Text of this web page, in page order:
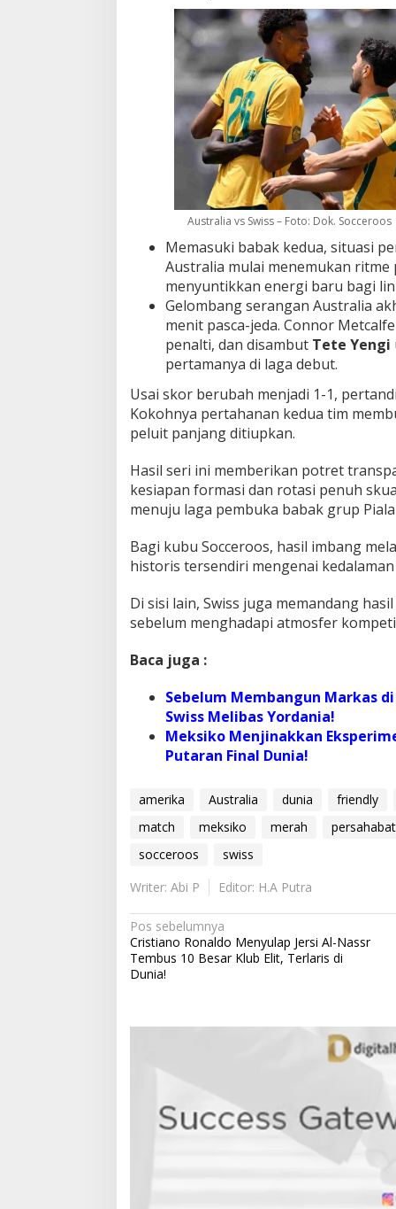
Australia vs Swiss – Foto: Dok. Socceroos
Memasuki babak kedua, situasi
Australia mulai menemukan
menyuntikkan energi baru bagi
Gelombang serangan Australia
menit pasca-jeda. Connor
penalti, dan disambut Tete Yengi
pertamanya di laga debut.
Usai skor berubah menjadi 1-1,
Kokohnya pertahanan kedua tim
peluit panjang ditiupkan.
Hasil seri ini memberikan potret
kesiapan formasi dan rotasi penuh
menuju laga pembuka babak grup
Bagi kubu Socceroos, hasil imbang
historis tersendiri mengenai
Di sisi lain, Swiss juga memandang
sebelum menghadapi atmosfer
Baca juga :
Sebelum Membangun Markas
Swiss Melibas Yordania!
Meksiko Menjinakkan
Putaran Final Dunia!
amerika Australia dunia friendly
match
meksiko merah
socceroos
swiss
Writer: Abi P
Editor: H.A Putra
N
a
v
g
Pos sebelumnya
Cristiano Ronaldo Menyulap Jersi Al-Nassr
Tembus 10 Besar Klub Elit, Terlaris di
Dunia!